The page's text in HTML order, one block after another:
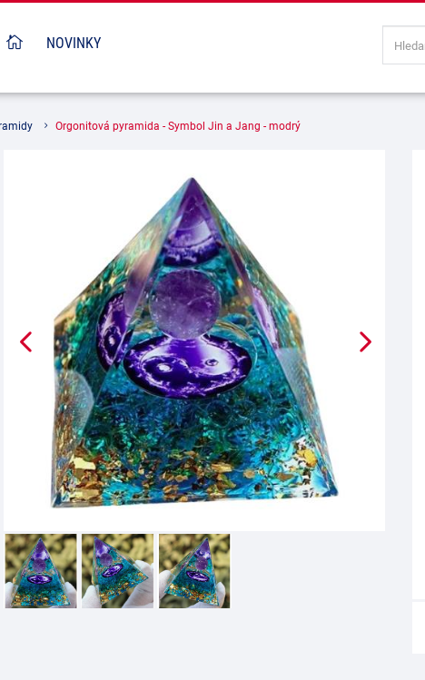
NOVINKY
Orgonitová pyramida - Symbol Jin a Jang - modrý